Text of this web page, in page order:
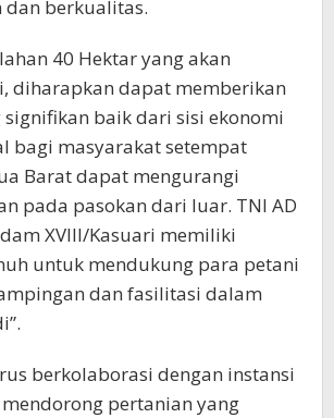
berkualitas.
40 Hektar yang akan
diharapkan dapat memberikan
baik dari sisi ekonomi
bagi masyarakat setempat
Barat dapat mengurangi
pada pasokan dari luar. TNI AD
XVIII/Kasuari memiliki
untuk mendukung para petani
dan fasilitasi dalam
berkolaborasi dengan instansi
pertanian yang